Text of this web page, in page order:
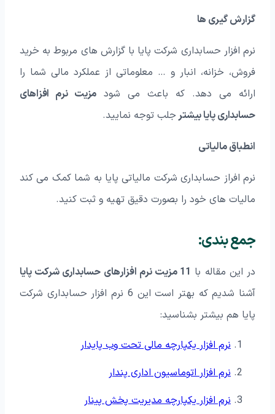
گزارش گیری ها
نرم افزار حسابداری شرکت پایا با گزارش های مربوط به خرید
فروش، خزانه، انبار و … معلوماتی از عملکرد مالی شما را
ارائه می دهد. که باعث می شود مزیت نرم افزاهای
حسابداری پایا بیشتر جلب توجه نمایید.
انطباق مالیاتی
نرم افراز حسابداری شرکت مالیاتی پایا به شما کمک می کند
مالیات های خود را بصورت دقیق تهیه و ثبت کنید.
جمع بندی:
در این مقاله با 11 مزیت نرم افزارهای حسابداری شرکت پایا
آشنا شدیم که بهتر است این 6 نرم افزار حسابداری شرکت
پایا هم بیشتر بشناسید:
نرم افزار یکپارچه مالی تحت وب پایدار
نرم افزار اتوماسیون اداری پندار
نرم افزار یکپارچه مدیریت پخش پینار